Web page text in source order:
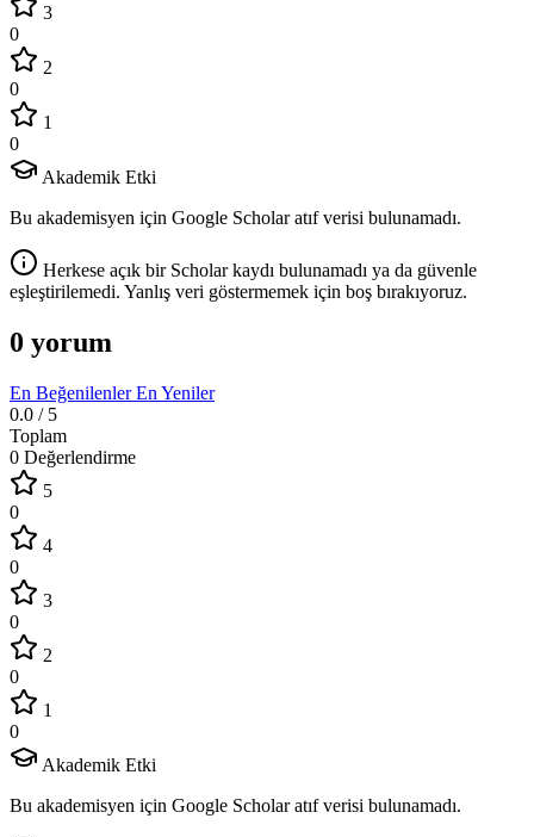
3
0
2
0
1
0
Akademik Etki
Bu akademisyen için Google Scholar atıf verisi bulunamadı.
Herkese açık bir Scholar kaydı bulunamadı ya da güvenle
eşleştirilemedi. Yanlış veri göstermemek için boş bırakıyoruz.
0 yorum
En BeğenilenlerEn Yeniler
0.0 / 5
Toplam
0 Değerlendirme
5
0
4
0
3
0
2
0
1
0
Akademik Etki
Bu akademisyen için Google Scholar atıf verisi bulunamadı.